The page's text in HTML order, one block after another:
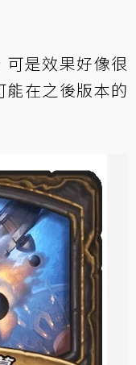
可是效果好像很
在之後版本的